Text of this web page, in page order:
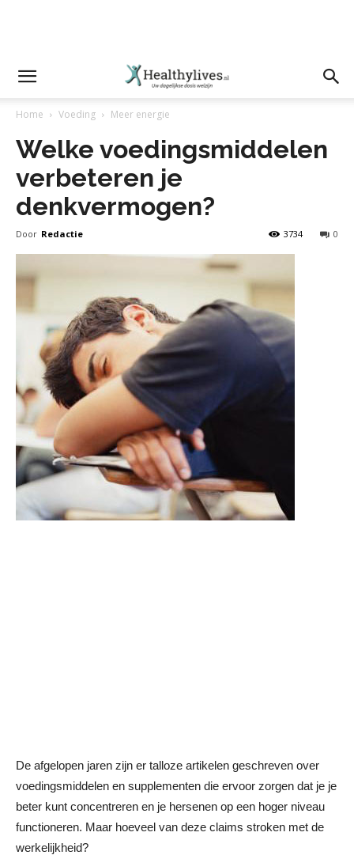
Home Voeding Meer energie
Welke voedingsmiddelen
verbeteren je
denkvermogen?
Door Redactie 0
3734
De afgelopen jaren zijn er talloze artikelen geschreven over
voedingsmiddelen en supplementen die ervoor zorgen dat je je
beter kunt concentreren en je hersenen op een hoger niveau
functioneren. Maar hoeveel van deze claims stroken met de
werkelijkheid?